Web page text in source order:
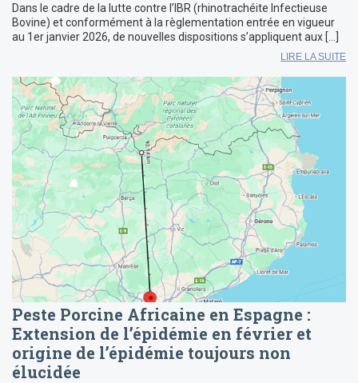
Dans le cadre de la lutte contre l’IBR (rhinotrachéite Infectieuse
Bovine) et conformément à la règlementation entrée en vigueur
au 1er janvier 2026, de nouvelles dispositions s’appliquent aux […]
LIRE LA SUITE
Peste Porcine Africaine en Espagne :
Extension de l’épidémie en février et
origine de l’épidémie toujours non
élucidée